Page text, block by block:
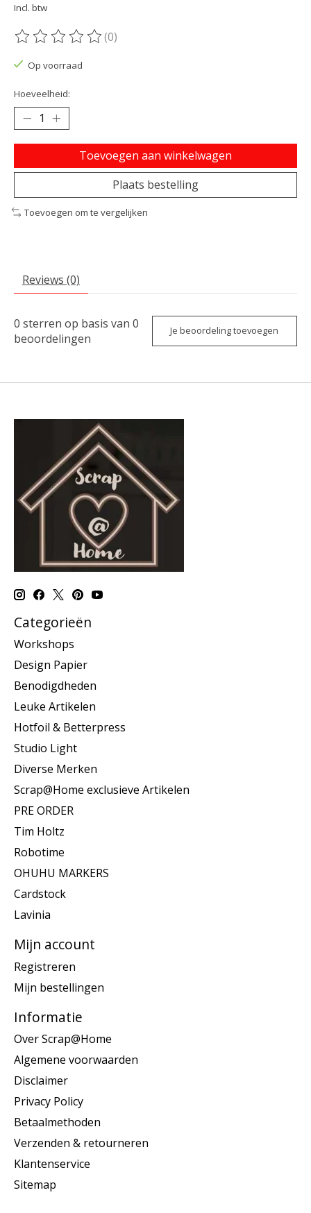
Incl. btw
De beoordeling van dit product is
(0)
Op voorraad
Hoeveelheid:
Toevoegen aan winkelwagen
Plaats bestelling
Toevoegen om te vergelijken
Reviews (0)
0 sterren op basis van 0
beoordelingen
Je beoordeling toevoegen
Categorieën
Workshops
Design Papier
Benodigdheden
Leuke Artikelen
Hotfoil & Betterpress
Studio Light
Diverse Merken
Scrap@Home exclusieve Artikelen
PRE ORDER
Tim Holtz
Robotime
OHUHU MARKERS
Cardstock
Lavinia
Mijn account
Registreren
Mijn bestellingen
Informatie
Over Scrap@Home
Algemene voorwaarden
Disclaimer
Privacy Policy
Betaalmethoden
Verzenden & retourneren
Klantenservice
Sitemap